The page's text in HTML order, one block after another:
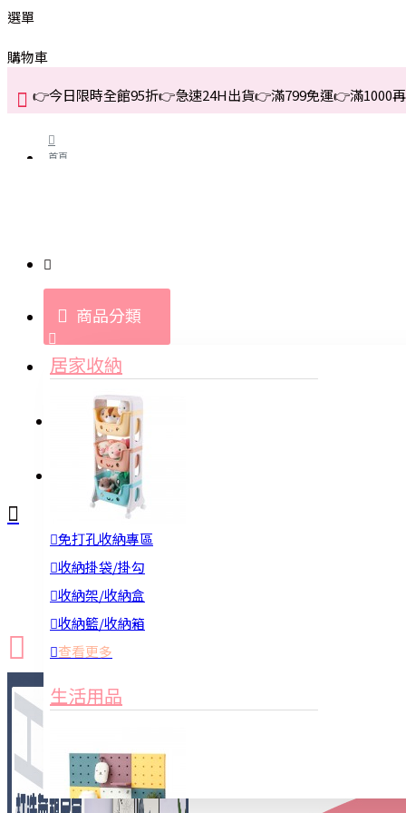
選單
購物車
👉今日限時全館95折👉急速24H出貨👉滿799免運👉滿1000
首頁
商品分類
居家收納
免打孔收納專區
收納掛袋/掛勾
收納架/收納盒
收納籃/收納箱
查看更多
生活用品
登入
新品上市